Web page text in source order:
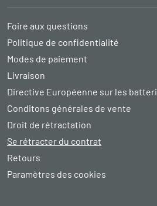
Foire aux questions
Politique de confidentialité
Modes de paiement
Livraison
Directive Européenne sur les
Conditons générales de vente
Droit de rétractation
Se rétracter du contrat
Retours
Paramètres des cookies